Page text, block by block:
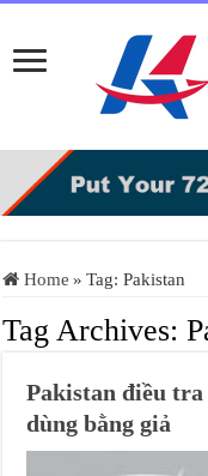
Home » Tag:Pakistan
Tag Archives:
Pakistan điều
dùng bằng giả